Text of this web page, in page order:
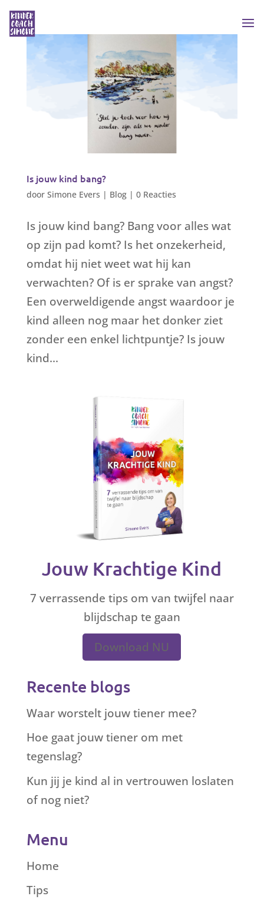
Is jouw kind bang?
door Simone Evers | Blog| 0 Reacties
Is jouw kind bang? Bang voor alles wat
op zijn pad komt? Is het onzekerheid,
omdat hij niet weet wat hij kan
verwachten? Of is er sprake van angst?
Een overweldigende angst waardoor je
kind alleen nog maar het donker ziet
zonder een enkel lichtpuntje? Is jouw
kind...
Jouw Krachtige Kind
7 verrassende tips om van twijfel naar
blijdschap te gaan
Download NU
Recente blogs
Waar worstelt jouw tiener mee?
Hoe gaat jouw tiener om met
tegenslag?
Kun jij je kind al in vertrouwen loslaten
of nog niet?
Menu
Home
Tips